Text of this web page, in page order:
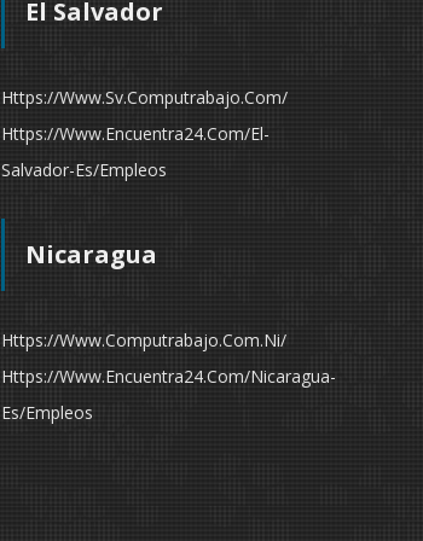
El Salvador
Https://www.sv.computrabajo.com/
Https://www.encuentra24.com/el-
Salvador-Es/empleos
Nicaragua
Https://www.computrabajo.com.ni/
Https://www.encuentra24.com/nicaragua-
Es/empleos